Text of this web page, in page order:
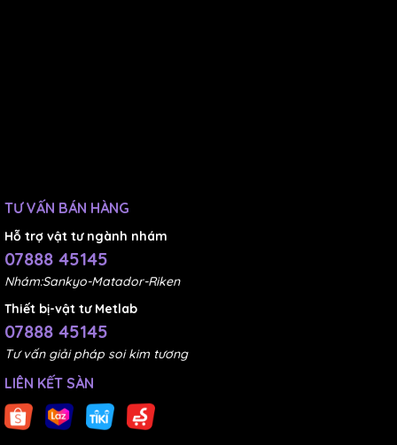
TƯ VẤN BÁN HÀNG
Hỗ trợ vật tư ngành nhám
07888 45145
Nhám:Sankyo-Matador-Riken
Thiết bị-vật tư Metlab
07888 45145
Tư vấn giải pháp soi kim tương
LIÊN KẾT SÀN